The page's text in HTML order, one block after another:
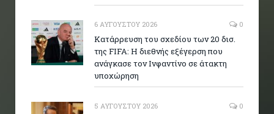
6 ΑΥΓΟΎΣΤΟΥ 2026 0
Κατάρρευση του σχεδίου των 20 δισ.
της FIFA: Η διεθνής εξέγερση που
ανάγκασε τον Ινφαντίνο σε άτακτη
υποχώρηση
5 ΑΥΓΟΎΣΤΟΥ 2026 0